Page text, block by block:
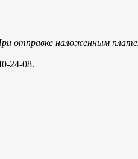
наложенным
24-08.